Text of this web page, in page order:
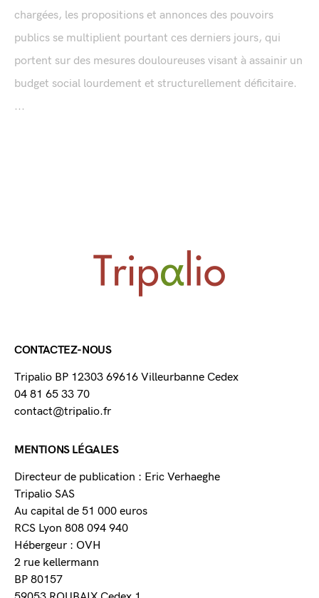
chargées, les propositions et annonces des pouvoirs
publics se multiplient pourtant ces derniers jours, qui
portent sur des mesures douloureuses visant à assainir un
budget social lourdement et structurellement déficitaire.
...
CONTACTEZ-NOUS
Tripalio BP 12303 69616 Villeurbanne Cedex
04 81 65 33 70
contact@tripalio.fr
MENTIONS LÉGALES
Directeur de publication : Eric Verhaeghe
Tripalio SAS
Au capital de 51 000 euros
RCS Lyon 808 094 940
Hébergeur : OVH
2 rue kellermann
BP 80157